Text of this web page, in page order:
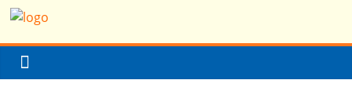
Skip
content
Население
Земли